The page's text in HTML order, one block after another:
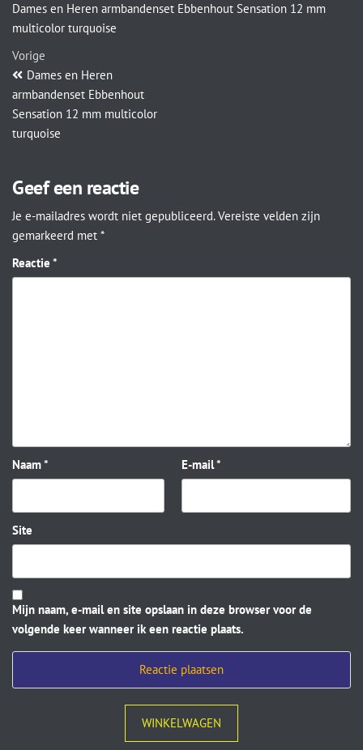
Dames en Heren armbandenset Ebbenhout Sensation 12 mm
multicolor turquoise
Vorige
Dames en Heren
armbandenset Ebbenhout
Sensation 12 mm multicolor
turquoise
Geef een reactie
Je e-mailadres wordt niet gepubliceerd. Vereiste velden zijn
gemarkeerd met *
Reactie *
Naam* E-mail*
Site
Mijn naam, e-mail en site opslaan in deze browser voor de
volgende keer wanneer ik een reactie plaats.
WINKELWAGEN